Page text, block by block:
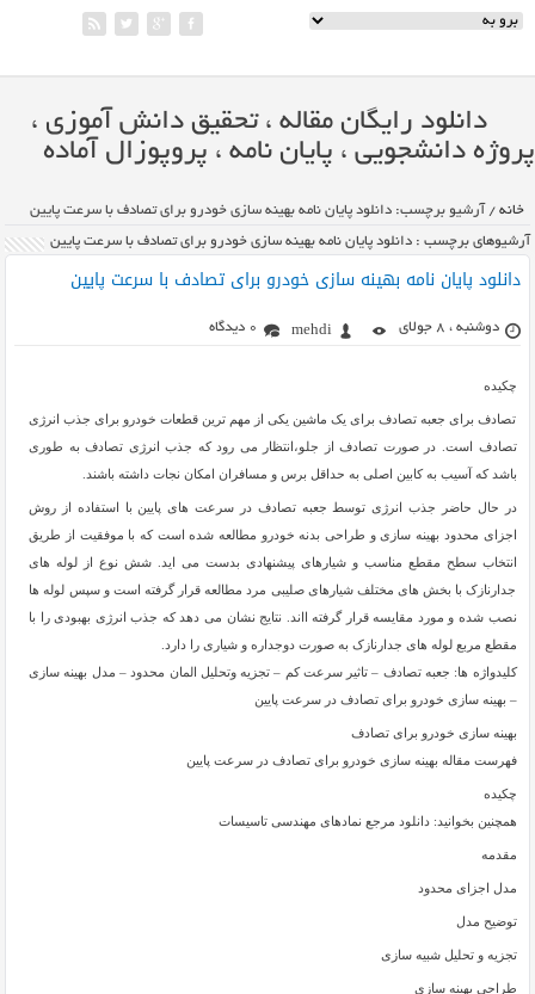
دانلود رایگان مقاله ، تحقیق دانش آموزی ،
پروژه دانشجویی ، پایان نامه ، پروپوزال آماده
خانه / آرشیو برچسب: دانلود پایان نامه بهینه سازی خودرو برای تصادف با سرعت پایین
آرشیوهای برچسب : دانلود پایان نامه بهینه سازی خودرو برای تصادف با سرعت پایین
دانلود پایان نامه بهینه سازی خودرو برای تصادف با سرعت پایین
دوشنبه ، 8 جولای mehdi 0 دیدگاه
چکیده
تصادف برای جعبه تصادف برای یک ماشین یکی از مهم ترین قطعات خودرو برای جذب انرژی
تصادف است. در صورت تصادف از جلو،انتظار می رود که جذب انرژی تصادف به طوری
باشد که آسیب به کابین اصلی به حداقل برس و مسافران امکان نجات داشته باشند.
در حال حاضر جذب انرژی توسط جعبه تصادف در سرعت های پایین با استفاده از روش
اجزای محدود بهینه سازی و طراحی بدنه خودرو مطالعه شده است که با موفقیت از طریق
انتخاب سطح مقطع مناسب و شیارهای پیشنهادی بدست می اید. شش نوع از لوله های
جدارنازک با بخش های مختلف شیارهای صلیبی مرد مطالعه قرار گرفته است و سپس لوله ها
نصب شده و مورد مقایسه قرار گرفته ااند. نتایج نشان می دهد که جذب انرژی بهبودی را با
مقطع مربع لوله های جدارنازک به صورت دوجداره و شیاری را دارد.
کلیدواژه ها: جعبه تصادف – تاثیر سرعت کم – تجزیه وتحلیل المان محدود – مدل بهینه سازی
– بهینه سازی خودرو برای تصادف در سرعت پایین
بهینه سازی خودرو برای تصادف
فهرست مقاله بهینه سازی خودرو برای تصادف در سرعت پایین
چکیده
همچنین بخوانید: دانلود مرجع نمادهای مهندسی تاسیسات
مقدمه
مدل اجزای محدود
توضیح مدل
تجزیه و تحلیل شبیه سازی
طراحی بهینه سازی